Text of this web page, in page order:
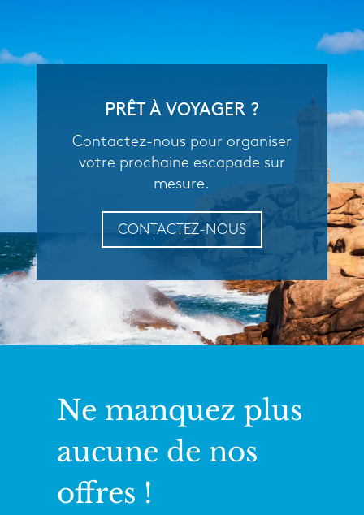
PRÊT À VOYAGER ?
Contactez-nous pour organiser
votre prochaine escapade sur
mesure.
CONTACTEZ-NOUS
Ne manquez plus
aucune de nos
offres !